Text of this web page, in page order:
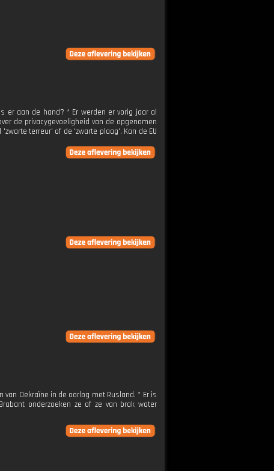
er aan de hand? * Er werden er vorig jaar al
de privacygevoeligheid van de opgenomen
terreur' of de 'zwarte plaag'. Kan de EU
Oekraïne in de oorlog met Rusland. * Er is
onderzoeken ze of ze van brak water